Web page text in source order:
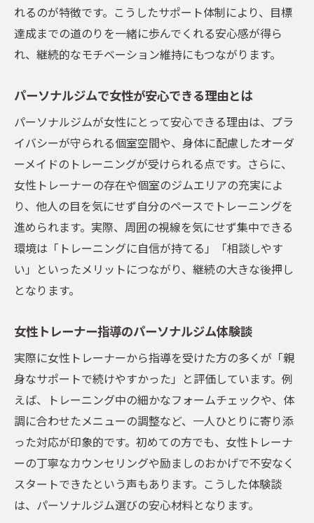
れるのが特徴です。こうしたサポート体制により、目標
達成までの道のりを一緒に歩んでくれる安心感が得ら
れ、継続的なモチベーション維持にもつながります。
パーソナルジムで女性が安心できる理由とは
パーソナルジムが女性にとって安心できる理由は、プラ
イバシーが守られる個室空間や、身体に配慮したオーダ
ーメイドのトレーニングが受けられる点です。さらに、
女性トレーナーの存在や個室のジムエリアの充実によ
り、他人の目を気にせず自分のペースでトレーニングを
進められます。実際、周囲の視線を気にせず集中できる
環境は「トレーニングに自信が持てる」「相談しやす
い」といったメリットにつながり、継続の大きな後押し
となります。
女性トレーナー指導のパーソナルジム体験談
実際に女性トレーナーから指導を受けた方の多くが「親
身なサポートで続けやすかった」と評価しています。例
えば、トレーニング中の細かなフォームチェックや、体
調に合わせたメニューの調整など、一人ひとりに寄り添
った対応が印象的です。初めての方でも、女性トレーナ
ーの丁寧なカウンセリングや励ましのおかげで不安なく
スタートできたという声もあります。こうした体験談
は、パーソナルジム選びの安心材料となります。